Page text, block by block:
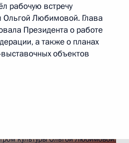
рабочую встречу
Ольгой Любимовой. Глава
Президента о работе
а также о планах
объектов